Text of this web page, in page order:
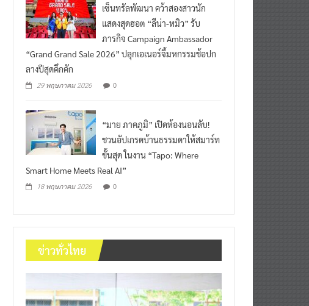
เซ็นทรัลพัฒนา คว้าสองสาวนัก
แสดงสุดฮอต “ลีน่า-หมิว” รับ
ภารกิจ Campaign Ambassador
“Grand Grand Sale 2026” ปลุกเอเนอร์จี้มหกรรมช้อปก
ลางปีสุดคึกคัก
29 พฤษภาคม 2026 0
“มาย ภาคภูมิ” เปิดห้องนอนลับ!
ชวนอัปเกรดบ้านธรรมดาให้สมาร์ท
ขั้นสุด ในงาน “Tapo: Where
Smart Home Meets Real AI”
18 พฤษภาคม 2026 0
ข่าวทั่วไทย